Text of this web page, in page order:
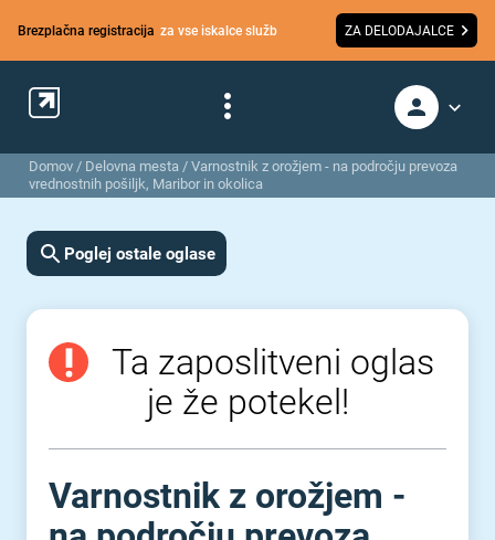
Brezplačna registracija za vse iskalce služb ZA DELODAJALCE
Domov / Delovna mesta / Varnostnik z orožjem - na področju prevoza
vrednostnih pošiljk, Maribor in okolica
Poglej ostale oglase
Ta zaposlitveni oglas
je že potekel!
Varnostnik z orožjem -